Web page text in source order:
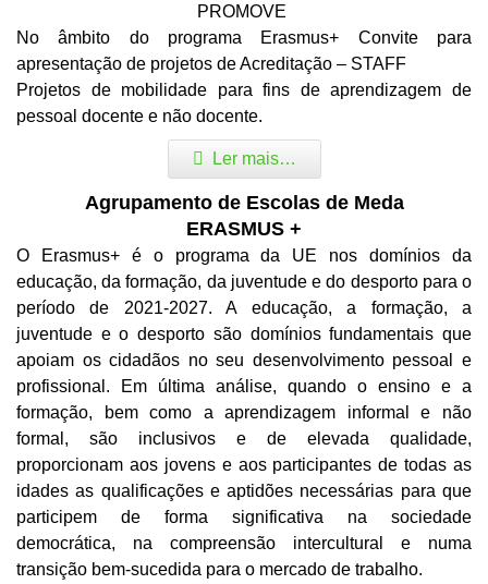
PROMOVE
No âmbito do programa Erasmus+ Convite para
apresentação de projetos de Acreditação – STAFF
Projetos de mobilidade para fins de aprendizagem de
pessoal docente e não docente.
Ler mais…
Agrupamento de Escolas de Meda
ERASMUS +
O Erasmus+ é o programa da UE nos domínios da
educação, da formação, da juventude e do desporto para o
período de 2021-2027. A educação, a formação, a
juventude e o desporto são domínios fundamentais que
apoiam os cidadãos no seu desenvolvimento pessoal e
profissional. Em última análise, quando o ensino e a
formação, bem como a aprendizagem informal e não
formal, são inclusivos e de elevada qualidade,
proporcionam aos jovens e aos participantes de todas as
idades as qualificações e aptidões necessárias para que
participem de forma significativa na sociedade
democrática, na compreensão intercultural e numa
transição bem-sucedida para o mercado de trabalho.